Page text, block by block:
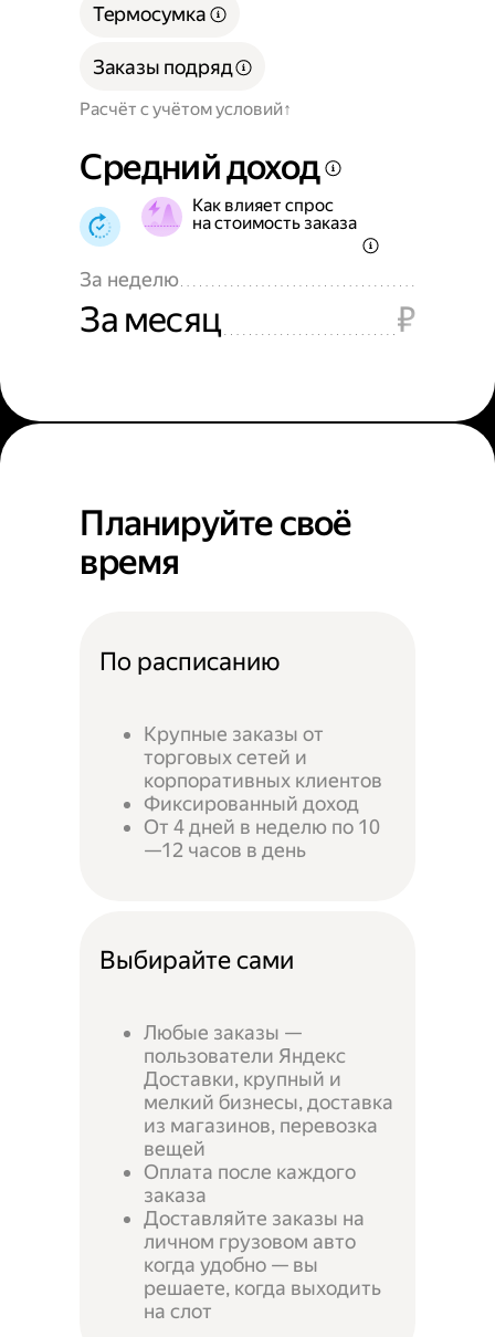
Расчёт с учётом условий
Термосумка
Заказы подряд
Средний доход
Как влияет спрос
на стоимость заказа
За неделю
За месяц ₽
Планируйте своё
время
По расписанию
Крупные заказы от
торговых сетей и
корпоративных клиентов
Фиксированный доход
От 4 дней в неделю по 10
—12 часов в день
Выбирайте сами
Любые заказы —
пользователи Яндекс
Доставки, крупный и
мелкий бизнесы, доставка
из магазинов, перевозка
вещей
Оплата после каждого
заказа
Доставляйте заказы на
личном грузовом авто
когда удобно — вы
решаете, когда выходить
на слот